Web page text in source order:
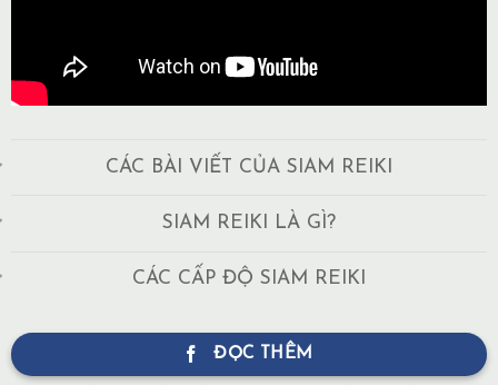
CÁC BÀI VIẾT CỦA SIAM REIKI
SIAM REIKI LÀ GÌ?
CÁC CẤP ĐỘ SIAM REIKI
ĐỌC THÊM